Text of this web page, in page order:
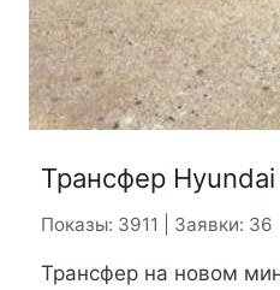
Трансфер
Показы: 3911 | Заявки: 36
Трансфер на новом